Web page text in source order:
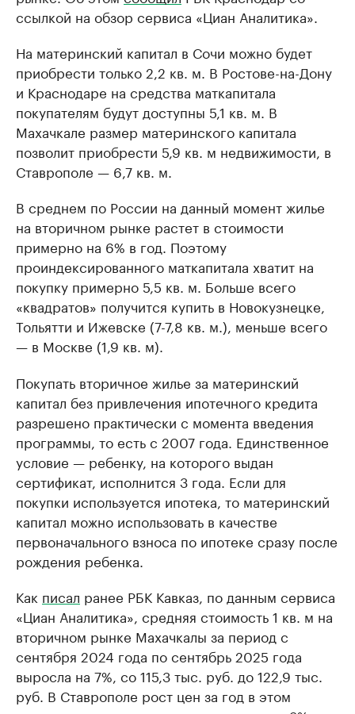
ссылкой на обзор сервиса «Циан Аналитика».
На материнский капитал в Сочи можно будет
приобрести только 2,2 кв. м. В Ростове-на-Дону
и Краснодаре на средства маткапитала
покупателям будут доступны 5,1 кв. м. В
Махачкале размер материнского капитала
позволит приобрести 5,9 кв. м недвижимости, в
Ставрополе — 6,7 кв. м.
В среднем по России на данный момент жилье
на вторичном рынке растет в стоимости
примерно на 6% в год. Поэтому
проиндексированного маткапитала хватит на
покупку примерно 5,5 кв. м. Больше всего
«квадратов» получится купить в Новокузнецке,
Тольятти и Ижевске (7-7,8 кв. м.), меньше всего
— в Москве (1,9 кв. м).
Покупать вторичное жилье за материнский
капитал без привлечения ипотечного кредита
разрешено практически с момента введения
программы, то есть с 2007 года. Единственное
условие — ребенку, на которого выдан
сертификат, исполнится 3 года. Если для
покупки используется ипотека, то материнский
капитал можно использовать в качестве
первоначального взноса по ипотеке сразу после
рождения ребенка.
Как писал ранее РБК Кавказ, по данным сервиса
«Циан Аналитика», средняя стоимость 1 кв. м на
вторичном рынке Махачкалы за период с
сентября 2024 года по сентябрь 2025 года
выросла на 7%, со 115,3 тыс. руб. до 122,9 тыс.
руб. В Ставрополе рост цен за год в этом